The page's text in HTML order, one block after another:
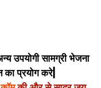
उपयोगी सामग्री भेजना
का प्रयोग करे|